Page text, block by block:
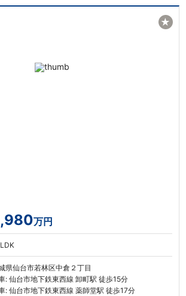
万円
県仙台市若林区中倉２丁目
: 仙台市地下鉄東西線 卸町駅 徒歩15分
: 仙台市地下鉄東西線 薬師堂駅 徒歩17分
★